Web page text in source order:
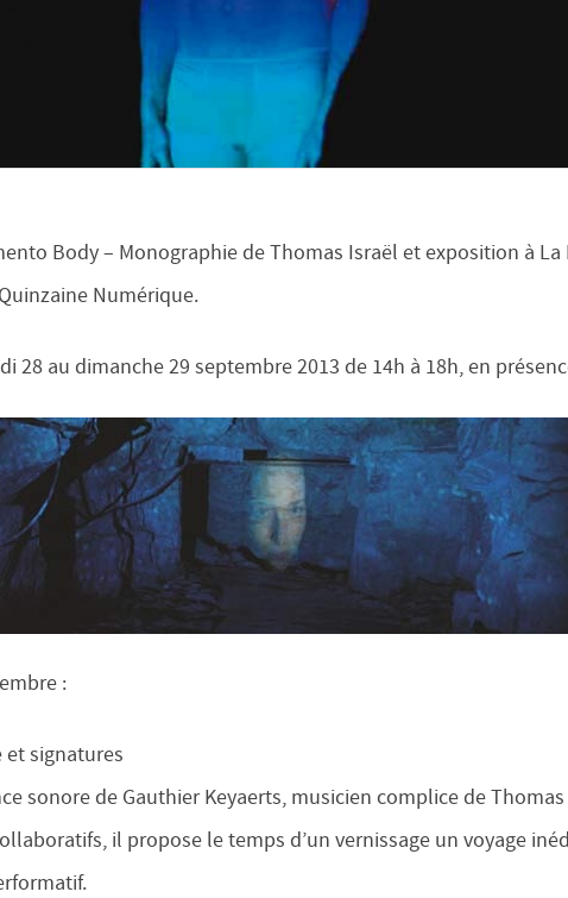
Body – Monographie de Thomas Israël et exposition à
Numérique.
28 au dimanche 29 septembre 2013 de 14h à 18h, en
:
et signatures
sonore de Gauthier Keyaerts, musicien complice de
il propose le temps d’un vernissage un voyage